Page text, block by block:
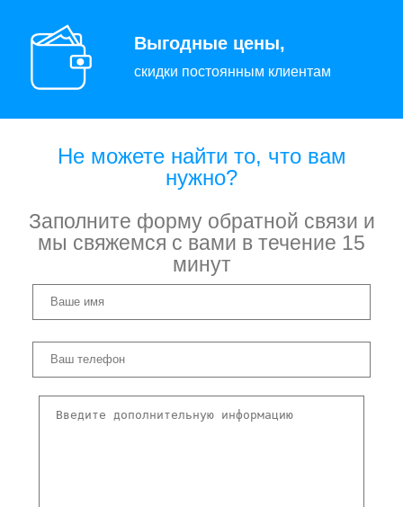
Выгодные цены,
скидки постоянным клиентам
Не можете найти то, что вам
нужно?
Заполните форму обратной связи и
мы свяжемся с вами в течение 15
минут